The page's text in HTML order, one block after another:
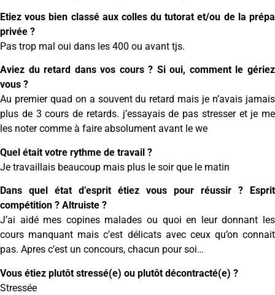
Etiez vous bien classé aux colles du tutorat et/ou de la prépa
privée ?
Pas trop mal oui dans les 400 ou avant tjs.
Aviez du retard dans vos cours ? Si oui, comment le gériez
vous ?
Au premier quad on a souvent du retard mais je n’avais jamais
plus de 3 cours de retards. j’essayais de pas stresser et je me
les noter comme à faire absolument avant le we
Quel était votre rythme de travail ?
Je travaillais beaucoup mais plus le soir que le matin
Dans quel état d’esprit étiez vous pour réussir ? Esprit
compétition ? Altruiste ?
J’ai aidé mes copines malades ou quoi en leur donnant les
cours manquant mais c’est délicats avec ceux qu’on connait
pas. Apres c’est un concours, chacun pour soi…
Vous étiez plutôt stressé(e) ou plutôt décontracté(e) ?
Stressée